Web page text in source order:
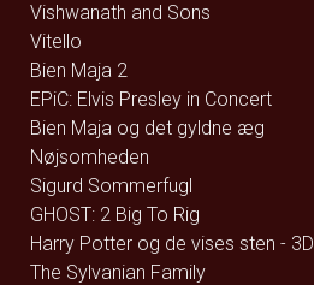
Vishwanath and Sons
Vitello
Bien Maja 2
EPiC: Elvis Presley in Concert
Bien Maja og det gyldne æg
Nøjsomheden
Sigurd Sommerfugl
GHOST: 2 Big To Rig
Harry Potter og de vises sten - 3D
The Sylvanian Family